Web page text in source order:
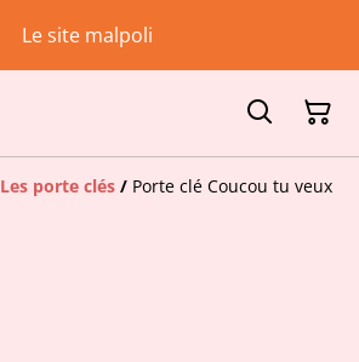
Le site malpoli
Les porte clés / Porte clé Coucou tu veux